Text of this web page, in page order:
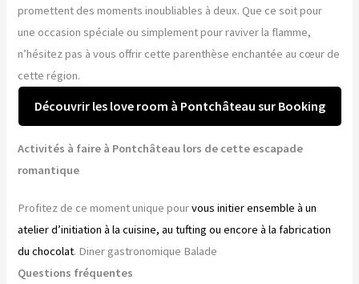
promettent des moments inoubliables à deux. Que ce soit pour
une occasion spéciale ou simplement pour raviver la flamme,
n’hésitez pas à vous offrir cette parenthèse enchantée au cœur de
cette région.
Découvrir les love room à Pontchâteau sur Booking
Activités à faire à Pontchâteau lors de cette escapade
romantique
Profitez de ce moment unique pourvous initier ensemble à un
atelier d’initiation à la cuisine, au tufting ou encore à la fabrication
du chocolat. Diner gastronomique Balade
Questions fréquentes